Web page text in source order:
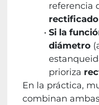
referencia
Si la
diámetro
prioriza
En la práctica,
combinan